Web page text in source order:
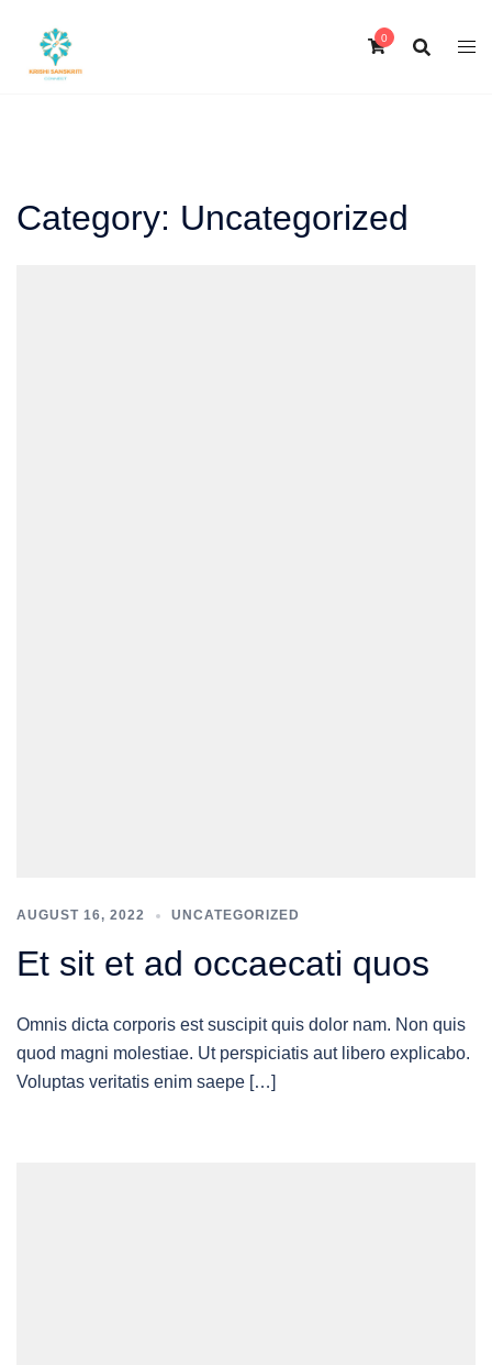
content
0
Category: Uncategorized
AUGUST 16, 2022 UNCATEGORIZED
Et sit et ad occaecati quos
Omnis dicta corporis est suscipit quis dolor nam. Non quis
quod magni molestiae. Ut perspiciatis aut libero explicabo.
Voluptas veritatis enim saepe […]